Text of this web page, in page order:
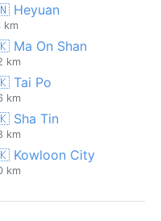
Heyuan
km
Ma On Shan
km
Tai Po
km
Sha Tin
km
Kowloon City
km